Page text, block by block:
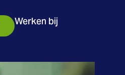
Werken bij